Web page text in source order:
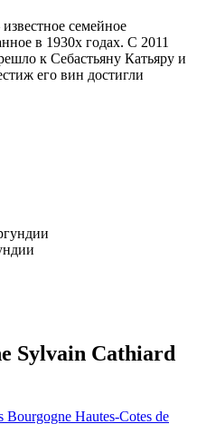
семейное
в 1930х годах. С 2011
к Себастьяну Катьяру и
его вин достигли
Sylvain Cathiard